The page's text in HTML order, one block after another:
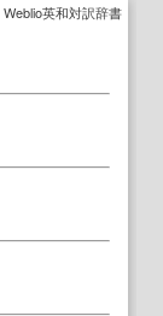
Weblio英和対訳辞書